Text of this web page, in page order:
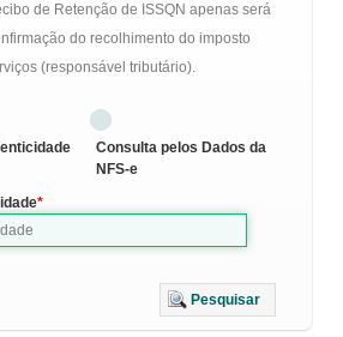
de Retenção de ISSQN apenas será
do recolhimento do imposto
(responsável tributário).
Consulta pelos Dados da
NFS-e
Pesquisar